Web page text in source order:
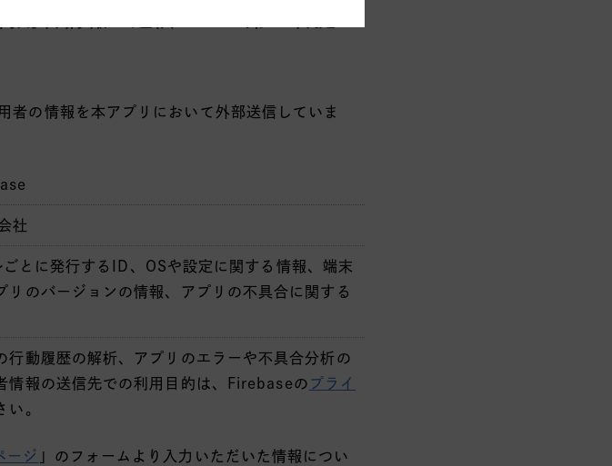
者の情報を本アプリにおいて外部送信していま
社
とに発行するID、OSや設定に関する情報、端末
のバージョンの情報、アプリの不具合に関する
行動履歴の解析、アプリのエラーや不具合分析の
情報の送信先での利用目的は、Firebaseの プライ
。
ージ 」のフォームより入力いただいた情報につい